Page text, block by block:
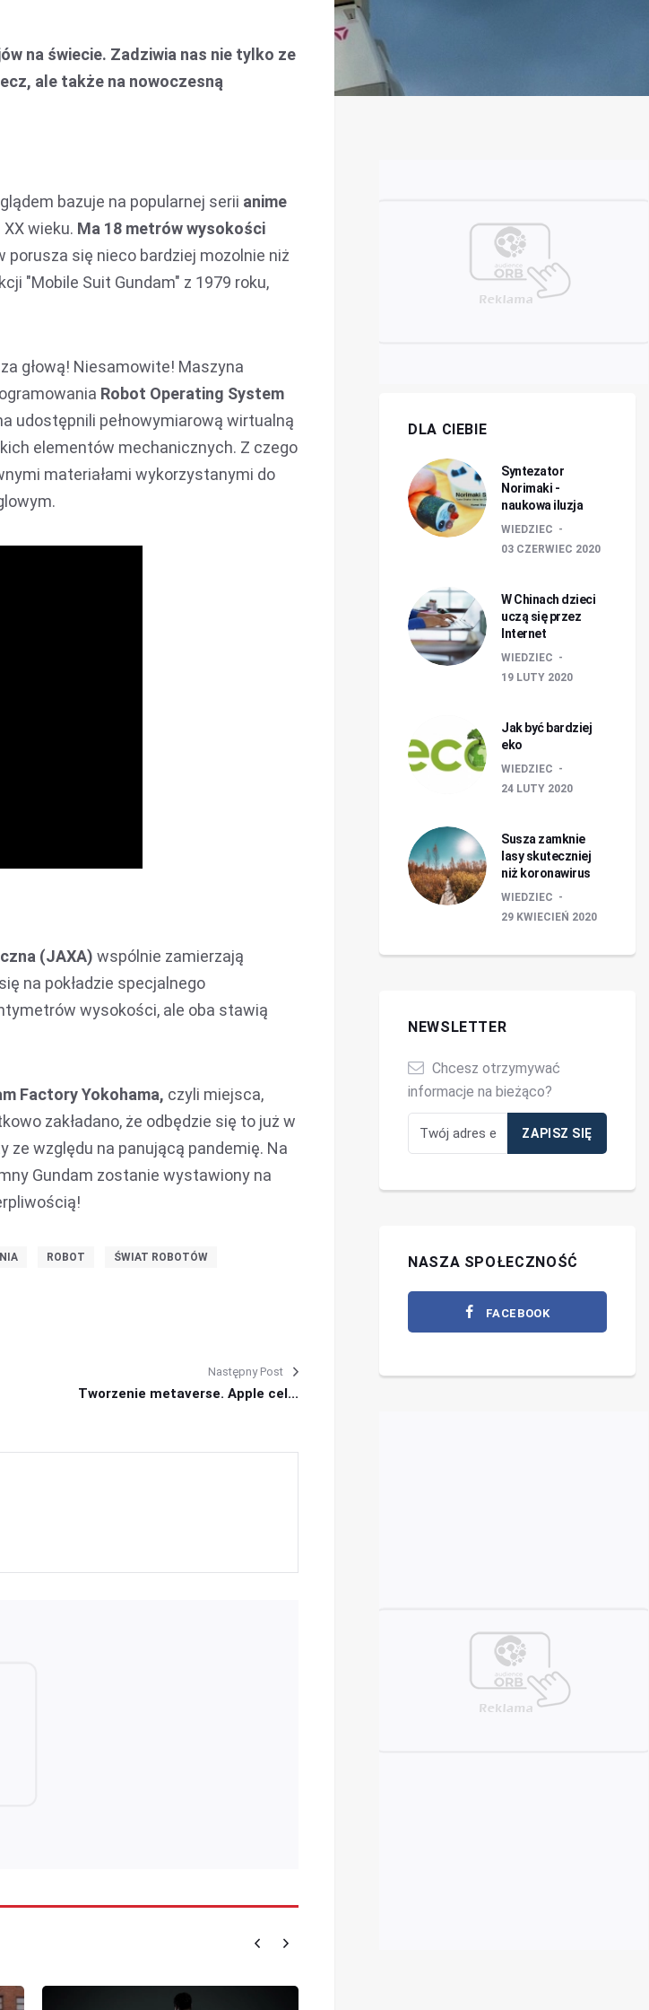
na świecie. Zadziwia nas nie tylko ze
ale także na nowoczesną
bazuje na popularnej serii anime
wieku. Ma 18 metrów wysokości
się nieco bardziej mozolnie niż
"Mobile Suit Gundam" z 1979 roku,
głową! Niesamowite! Maszyna
Robot Operating System
udostępnili pełnowymiarową wirtualną
elementów mechanicznych. Z czego
materiałami wykorzystanymi do
(JAXA) wspólnie zamierzają
na pokładzie specjalnego
wysokości, ale oba stawią
Factory Yokohama, czyli miejsca,
zakładano, że odbędzie się to już w
ze względu na panującą pandemię. Na
Gundam zostanie wystawiony na
ROBOT ŚWIAT ROBOTÓW
Następny Post
Tworzenie metaverse. Apple cel...
DLA CIEBIE
Syntezator
Norimaki -
naukowa iluzja
WIEDZIEC
03 CZERWIEC 2020
W Chinach dzieci
uczą się przez
Internet
WIEDZIEC
19 LUTY 2020
Jak być bardziej
eko
WIEDZIEC
24 LUTY 2020
Susza zamknie
lasy skuteczniej
niż koronawirus
WIEDZIEC
29 KWIECIEŃ 2020
NEWSLETTER
Chcesz otrzymywać
informacje na bieżąco?
NASZA SPOŁECZNOŚĆ
FACEBOOK